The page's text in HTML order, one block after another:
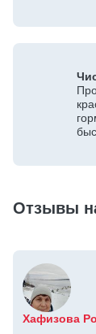
Отзывы
Хафизова